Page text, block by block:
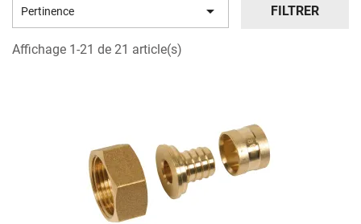
Pertinence  FILTRER
Affichage 1-21 de 21 article(s)